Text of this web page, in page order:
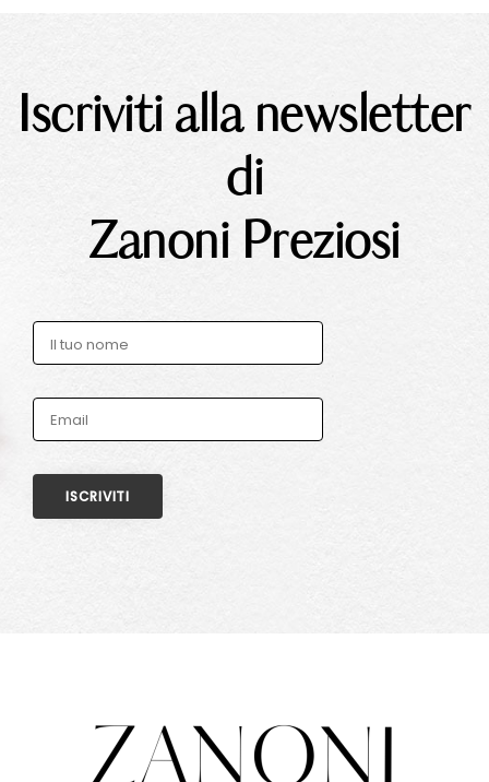
Iscriviti alla newsletter
di
Zanoni Preziosi